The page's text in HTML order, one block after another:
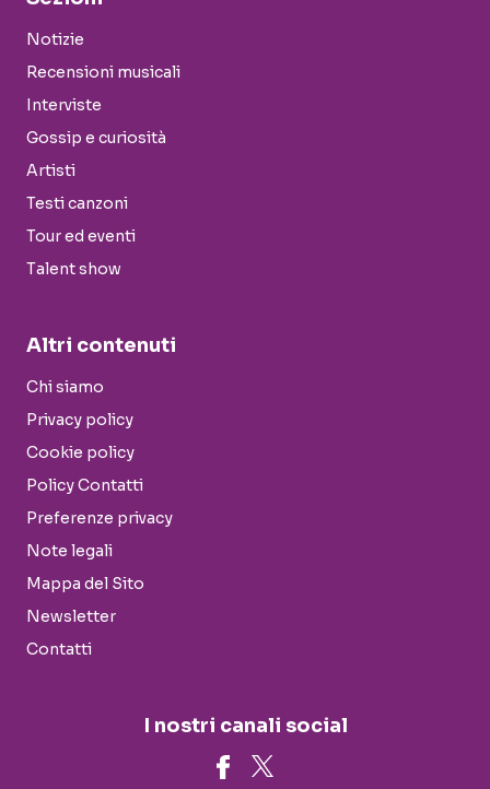
Notizie
Recensioni musicali
Interviste
Gossip e curiosità
Artisti
Testi canzoni
Tour ed eventi
Talent show
Altri contenuti
Chi siamo
Privacy policy
Cookie policy
Policy Contatti
Preferenze privacy
Note legali
Mappa del Sito
Newsletter
Contatti
I nostri canali social